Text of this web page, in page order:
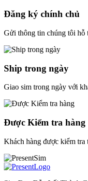
Đăng ký chính chủ
Gửi thông tin chúng tôi hỗ
Ship trong ngày
Giao sim trong ngày với
Được Kiểm tra hàng
Khách hàng được kiểm tra